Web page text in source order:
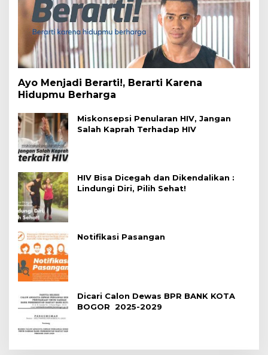
Ayo Menjadi Berarti!, Berarti Karena
Hidupmu Berharga
Miskonsepsi Penularan HIV, Jangan
Salah Kaprah Terhadap HIV
HIV Bisa Dicegah dan Dikendalikan :
Lindungi Diri, Pilih Sehat!
Notifikasi Pasangan
Dicari Calon Dewas BPR BANK KOTA
BOGOR 2025-2029